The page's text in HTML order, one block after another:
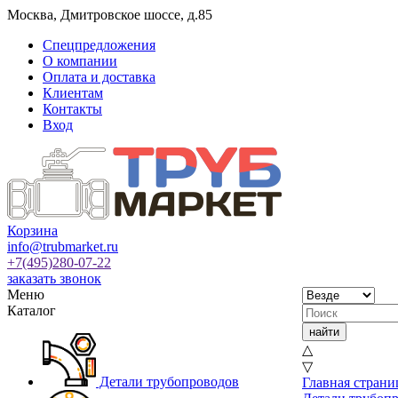
Москва, Дмитровское шоссе, д.85
Спецпредложения
О компании
Оплата и доставка
Клиентам
Контакты
Вход
Корзина
info@trubmarket.ru
+7(495)280-07-22
заказать звонок
Меню
Каталог
Детали трубопроводов
△
▽
Главная